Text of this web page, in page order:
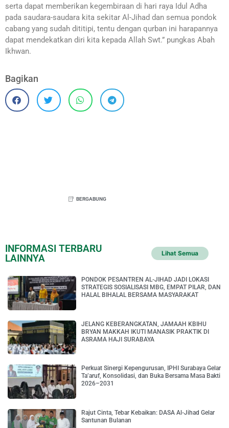
serta dapat memberikan kegembiraan di hari raya Idul Adha
pada saudara-saudara kita sekitar Al-Jihad dan semua pondok
cabang yang sudah dititipi, tentu dengan qurban ini harapannya
dapat mendekatkan diri kita kepada Allah Swt.” pungkas Abah
Ikhwan.
Bagikan
BERGABUNG
INFORMASI TERBARU
LAINNYA
Lihat Semua
PONDOK PESANTREN AL-JIHAD JADI LOKASI
STRATEGIS SOSIALISASI MBG, EMPAT PILAR, DAN
HALAL BIHALAL BERSAMA MASYARAKAT
JELANG KEBERANGKATAN, JAMAAH KBIHU
BRYAN MAKKAH IKUTI MANASIK PRAKTIK DI
ASRAMA HAJI SURABAYA
Perkuat Sinergi Kepengurusan, IPHI Surabaya Gelar
Ta’aruf, Konsolidasi, dan Buka Bersama Masa Bakti
2026–2031
Rajut Cinta, Tebar Kebaikan: DASA Al-Jihad Gelar
Santunan Bulanan